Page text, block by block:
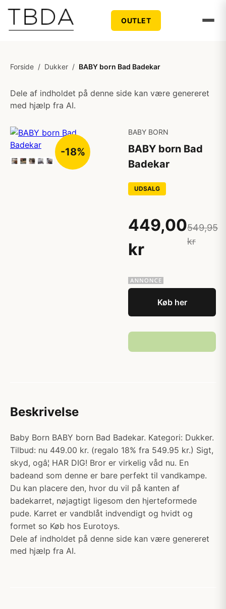
OUTLET
Forside / Dukker / BABY born Bad Badekar
Dele af indholdet på denne side kan være genereret
med hjælp fra AI.
-18%
BABY BORN
BABY born Bad
Badekar
UDSALG
449,00
kr
549,95
kr
Køb her
Beskrivelse
Baby Born BABY born Bad Badekar. Kategori: Dukker.
Tilbud: nu 449.00 kr. (regalo 18% fra 549.95 kr.) Sigt,
skyd, ogâ¦ HAR DIG! Bror er virkelig våd nu. En
badeand som denne er bare perfekt til vandkampe.
Du kan placere den, hvor du vil på kanten af
badekarret, nøjagtigt ligesom den hjerteformede
pude. Karret er vandblåt indvendigt og hvidt og
formet so Køb hos Eurotoys.
Dele af indholdet på denne side kan være genereret
med hjælp fra AI.